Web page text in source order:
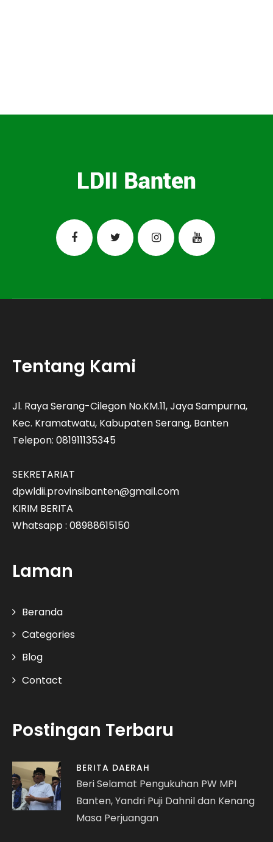
Tentang Kami
Jl. Raya Serang-Cilegon No.KM.11, Jaya Sampurna,
Kec. Kramatwatu, Kabupaten Serang, Banten
Telepon: 081911135345
SEKRETARIAT
dpwldii.provinsibanten@gmail.com
KIRIM BERITA
Whatsapp : 08988615150
Laman
Beranda
Categories
Blog
Contact
Postingan Terbaru
BERITA DAERAH
Beri Selamat Pengukuhan PW MPI
Banten, Yandri Puji Dahnil dan Kenang
Masa Perjuangan